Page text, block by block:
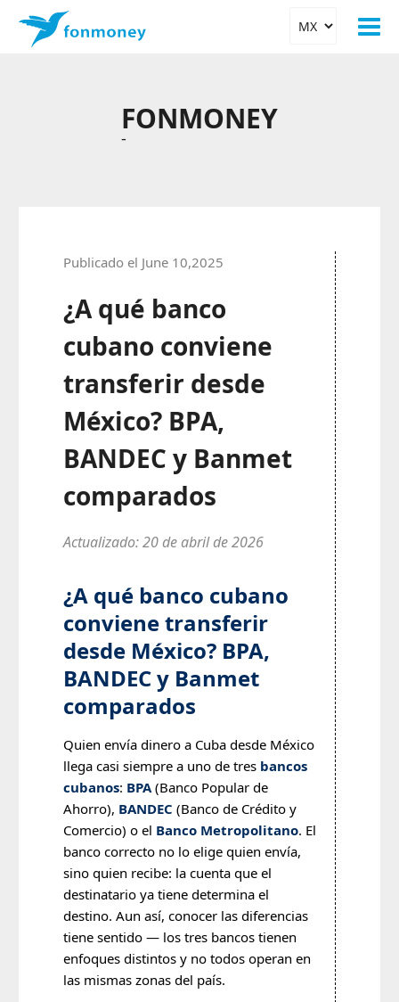
FONMONEY
-
Publicado el June 10,2025
¿A qué banco
cubano conviene
transferir desde
México? BPA,
BANDEC y Banmet
comparados
Actualizado: 20 de abril de 2026
¿A qué banco cubano
conviene transferir
desde México? BPA,
BANDEC y Banmet
comparados
Quien envía dinero a Cuba desde México
llega casi siempre a uno de tres bancos
cubanos: BPA (Banco Popular de
Ahorro), BANDEC (Banco de Crédito y
Comercio) o el Banco Metropolitano. El
banco correcto no lo elige quien envía,
sino quien recibe: la cuenta que el
destinatario ya tiene determina el
destino. Aun así, conocer las diferencias
tiene sentido — los tres bancos tienen
enfoques distintos y no todos operan en
las mismas zonas del país.